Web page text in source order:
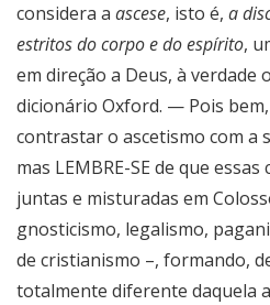
considera a ascese, isto é, a
estritos do corpo e do espírito,
em direção a Deus, à verdade
dicionário Oxford. — Pois
contrastar o ascetismo com a
mas LEMBRE-SE de que
juntas e misturadas em
gnosticismo, legalismo,
de cristianismo –, formando,
totalmente diferente daquela